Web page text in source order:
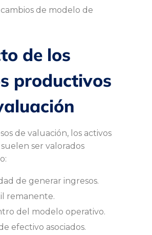
cambios de modelo de
de los
productivos
de valuación, los activos
ser valorados
de generar ingresos.
remanente.
del modelo operativo.
efectivo asociados.